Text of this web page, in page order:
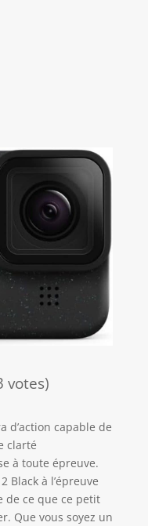
votes)
d’action capable de
clarté
à toute épreuve.
Black à l’épreuve
de ce que ce petit
Que vous soyez un